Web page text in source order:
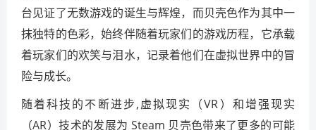
台见证了无数游戏的诞生与辉煌，而贝壳色作为其中一
抹独特的色彩，始终伴随着玩家们的游戏历程，它承载
着玩家们的欢笑与泪水，记录着他们在虚拟世界中的冒
险与成长。
随着科技的不断进步,虚拟现实（VR）和增强现实
（AR）技术的发展为 Steam 贝壳色带来了更多的可能